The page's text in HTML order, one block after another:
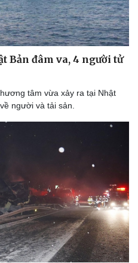
Bản đâm va, 4 người tử
tâm vừa xảy ra tại Nhật
người và tải sản.